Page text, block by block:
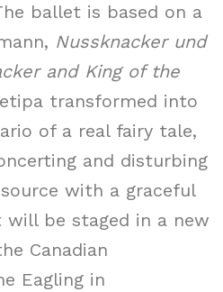
ballet is based on a
Nussknacker und
and King of the
transformed into
of a real fairy tale,
and disturbing
with a graceful
be staged in a new
Canadian
Eagling in